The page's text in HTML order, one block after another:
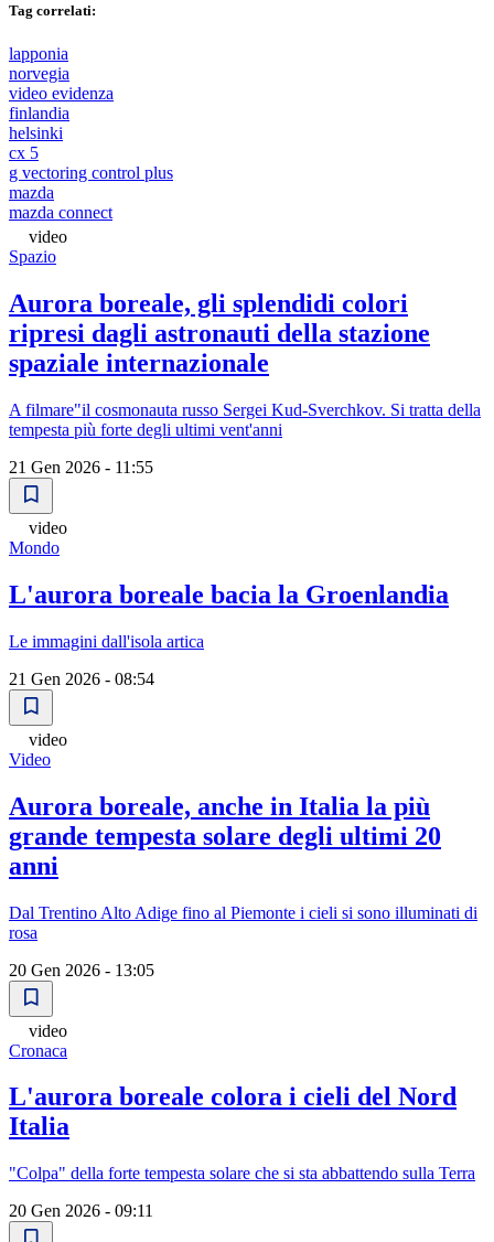
Tag correlati:
lapponia
norvegia
video evidenza
finlandia
helsinki
cx 5
g vectoring control plus
mazda
mazda connect
video
Spazio
Aurora boreale, gli splendidi colori
ripresi dagli astronauti della stazione
spaziale internazionale
A filmare"il cosmonauta russo Sergei Kud-Sverchkov. Si tratta della
tempesta più forte degli ultimi vent'anni
21 Gen 2026 - 11:55
video
Mondo
L'aurora boreale bacia la Groenlandia
Le immagini dall'isola artica
21 Gen 2026 - 08:54
video
Video
Aurora boreale, anche in Italia la più
grande tempesta solare degli ultimi 20
anni
Dal Trentino Alto Adige fino al Piemonte i cieli si sono illuminati di
rosa
20 Gen 2026 - 13:05
video
Cronaca
L'aurora boreale colora i cieli del Nord
Italia
"Colpa" della forte tempesta solare che si sta abbattendo sulla Terra
20 Gen 2026 - 09:11